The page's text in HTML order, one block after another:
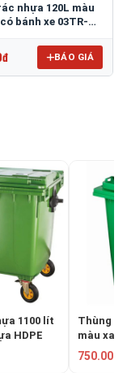
nhựa 120L màu
bánh xe 03TR-
BÁO GIÁ
1100 lít
HDPE
Thùng
màu
03TR-240
750.000₫